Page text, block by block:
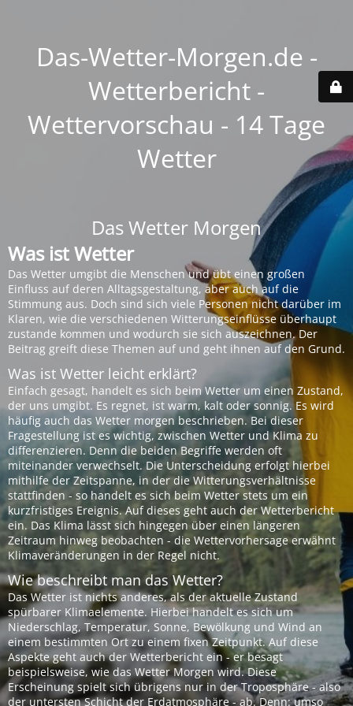
Das-Wetter-Morgen.de -
Wetterbericht -
Wettervorschau - 14 Tage
Wetter
Das Wetter Morgen
Was ist Wetter
Das Wetter umgibt die Menschen und übt einen großen
Einfluss auf deren Alltagsgestaltung, aber auch auf die
Stimmung aus. Doch sind sich viele Personen nicht darüber im
Klaren, wie die verschiedenen Witterungseinflüsse überhaupt
zustande kommen und wodurch sie sich auszeichnen. Der
Beitrag greift diese Themen auf und geht ihnen auf den Grund.
Was ist Wetter leicht erklärt?
Einfach gesagt, handelt es sich beim Wetter um einen Zustand,
der uns umgibt. Es regnet, ist warm, kalt oder sonnig. Es wird
häufig auch das Wetter morgen beschrieben. Bei dieser
Fragestellung ist es wichtig, zwischen Wetter und Klima zu
differenzieren. Denn die beiden Begriffe werden oft
miteinander verwechselt. Die Unterscheidung erfolgt hierbei
mithilfe der Zeitspanne, in der die Witterungsverhältnisse
stattfinden - so handelt es sich beim Wetter stets um ein
kurzfristiges Ereignis. Auf dieses geht auch der Wetterbericht
ein. Das Klima lässt sich hingegen über einen längeren
Zeitraum hinweg beobachten - die Wettervorhersage erwähnt
Klimaveränderungen in der Regel nicht.
Wie beschreibt man das Wetter?
Das Wetter ist nichts anderes, als der aktuelle Zustand
spürbarer Klimaelemente. Hierbei handelt es sich um
Niederschlag, Temperatur, Sonne, Bewölkung und Wind an
einem bestimmten Ort zu einem fixen Zeitpunkt. Auf diese
Aspekte geht auch der Wetterbericht ein - er besagt
beispielsweise, wie das Wetter Morgen wird. Diese
Erscheinung spielt sich übrigens nur in der Troposphäre - also
der untersten Schicht der Erdatmosphäre - ab. Denn: umso